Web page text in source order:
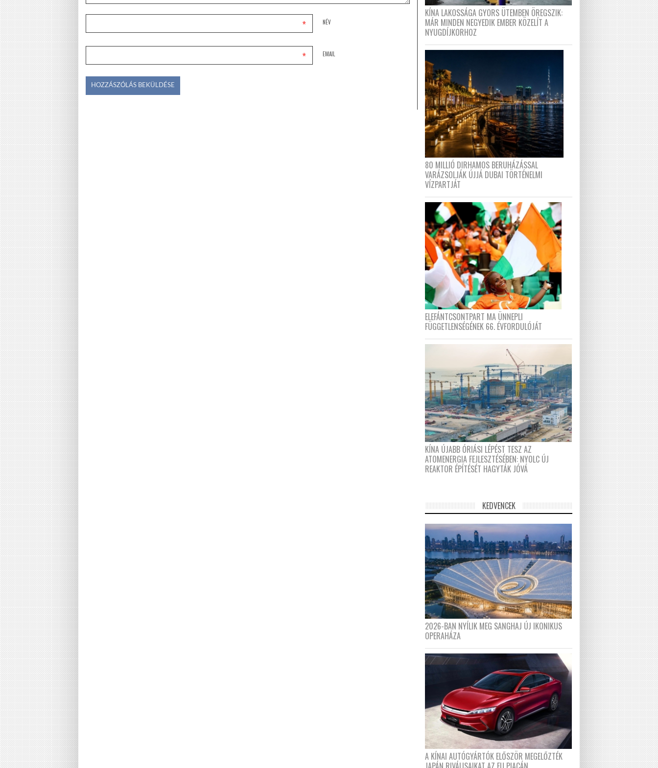
NÉV
*
EMAIL
*
KÍNA LAKOSSÁGA GYORS ÜTEMBEN ÖREGSZIK:
MÁR MINDEN NEGYEDIK EMBER KÖZELÍT A
NYUGDÍJKORHOZ
80 MILLIÓ DIRHAMOS BERUHÁZÁSSAL
VARÁZSOLJÁK ÚJJÁ DUBAI TÖRTÉNELMI
VÍZPARTJÁT
ELEFÁNTCSONTPART MA ÜNNEPLI
FÜGGETLENSÉGÉNEK 66. ÉVFORDULÓJÁT
KÍNA ÚJABB ÓRIÁSI LÉPÉST TESZ AZ
ATOMENERGIA FEJLESZTÉSÉBEN: NYOLC ÚJ
REAKTOR ÉPÍTÉSÉT HAGYTÁK JÓVÁ
KEDVENCEK
2026-BAN NYÍLIK MEG SANGHAJ ÚJ IKONIKUS
OPERAHÁZA
A KÍNAI AUTÓGYÁRTÓK ELŐSZÖR MEGELŐZTÉK